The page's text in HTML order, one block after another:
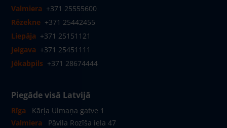
Valmiera +371 25555600
Rēzekne +371 25442455
Liepāja +371 25151121
Jelgava +371 25451111
Jēkabpils +371 28674444
Piegāde visā Latvijā
Rīga
Kārļa Ulmaņa gatve 1
Valmiera
Pāvila Rozīša iela 47